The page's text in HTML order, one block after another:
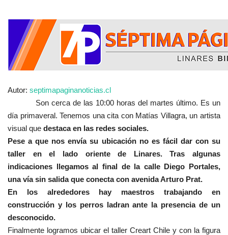
Autor: septimapaginanoticias.cl
Son cerca de las 10:00 horas del martes último. Es un
día primaveral. Tenemos una cita con Matías Villagra, un artista
visual que destaca en las redes sociales.
Pese a que nos envía su ubicación no es fácil dar con su
taller en el lado oriente de Linares. Tras algunas
indicaciones llegamos al final de la calle Diego Portales,
una vía sin salida que conecta con avenida Arturo Prat.
En los alrededores hay maestros trabajando en
construcción y los perros ladran ante la presencia de un
desconocido.
Finalmente logramos ubicar el taller Creart Chile y con la figura